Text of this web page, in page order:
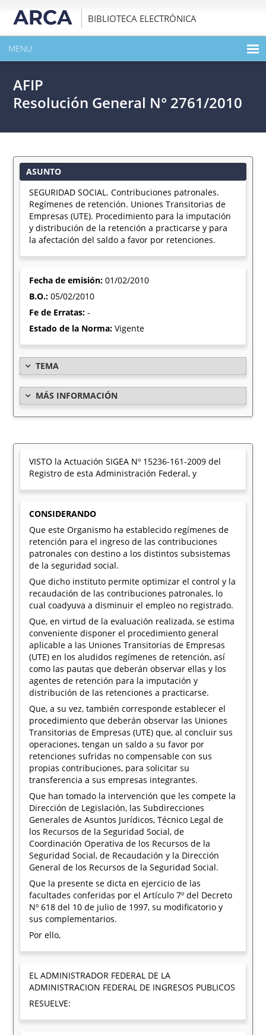
BIBLIOTECA ELECTRÓNICA
MENU
EXPANDIR TODO EL CONTENIDO DE LA PUBLICACIÓN
AFIP
Resolución General N° 2761/2010
ASUNTO
SEGURIDAD SOCIAL. Contribuciones patronales.
Regímenes de retención. Uniones Transitorias de
Empresas (UTE). Procedimiento para la imputación
y distribución de la retención a practicarse y para
la afectación del saldo a favor por retenciones.
Fecha de emisión:01/02/2010
B.O.:05/02/2010
Fe de Erratas:-
Estado de la Norma:Vigente
TEMA
MÁS INFORMACIÓN
VISTO la Actuación SIGEA Nº 15236-161-2009 del
Registro de esta Administración Federal, y
CONSIDERANDO
Que este Organismo ha establecido regímenes de
retención para el ingreso de las contribuciones
patronales con destino a los distintos subsistemas
de la seguridad social.
Que dicho instituto permite optimizar el control y la
recaudación de las contribuciones patronales, lo
cual coadyuva a disminuir el empleo no registrado.
Que, en virtud de la evaluación realizada, se estima
conveniente disponer el procedimiento general
aplicable a las Uniones Transitorias de Empresas
(UTE) en los aludidos regímenes de retención, así
como las pautas que deberán observar ellas y los
agentes de retención para la imputación y
distribución de las retenciones a practicarse.
Que, a su vez, también corresponde establecer el
procedimiento que deberán observar las Uniones
Transitorias de Empresas (UTE) que, al concluir sus
operaciones, tengan un saldo a su favor por
retenciones sufridas no compensable con sus
propias contribuciones, para solicitar su
transferencia a sus empresas integrantes.
Que han tomado la intervención que les compete la
Dirección de Legislación, las Subdirecciones
Generales de Asuntos Jurídicos, Técnico Legal de
los Recursos de la Seguridad Social, de
Coordinación Operativa de los Recursos de la
Seguridad Social, de Recaudación y la Dirección
General de los Recursos de la Seguridad Social.
Que la presente se dicta en ejercicio de las
facultades conferidas por el Artículo 7º del Decreto
Nº 618 del 10 de julio de 1997, su modificatorio y
sus complementarios.
Por ello,
EL ADMINISTRADOR FEDERAL DE LA
ADMINISTRACION FEDERAL DE INGRESOS PUBLICOS
RESUELVE: